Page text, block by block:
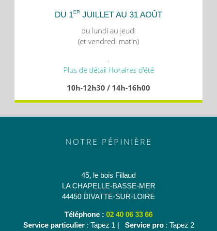
DU 1ER JUILLET AU 31 AOÛT
du lundi au jeudi
(et vendredi matin)
.
Plus de détail Horaires d’été
10h-12h30 / 14h-16h00
NOTRE PÉPINIÈRE
45, le bois Fillaud
LA CHAPELLE-BASSE-MER
44450 DIVATTE-SUR-LOIRE
Téléphone : 02 40 06 33 66
Service particulier: Tapez 1 | Service pro: Tapez 2